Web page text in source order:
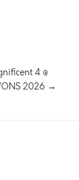
4 @
2026 →